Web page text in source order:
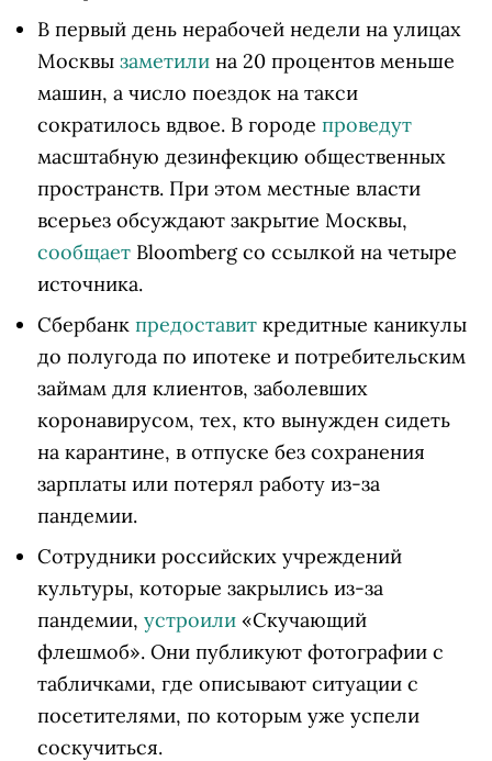
В первый день нерабочей недели на улицах
Москвы заметили на 20 процентов меньше
машин, а число поездок на такси
сократилось вдвое. В городе проведут
масштабную дезинфекцию общественных
пространств. При этом местные власти
всерьез обсуждают закрытие Москвы,
сообщает Bloomberg со ссылкой на четыре
источника.
Сбербанк предоставит кредитные каникулы
до полугода по ипотеке и потребительским
займам для клиентов, заболевших
коронавирусом, тех, кто вынужден сидеть
на карантине, в отпуске без сохранения
зарплаты или потерял работу из-за
пандемии.
Сотрудники российских учреждений
культуры, которые закрылись из-за
пандемии, устроили «Скучающий
флешмоб». Они публикуют фотографии с
табличками, где описывают ситуации с
посетителями, по которым уже успели
соскучиться.